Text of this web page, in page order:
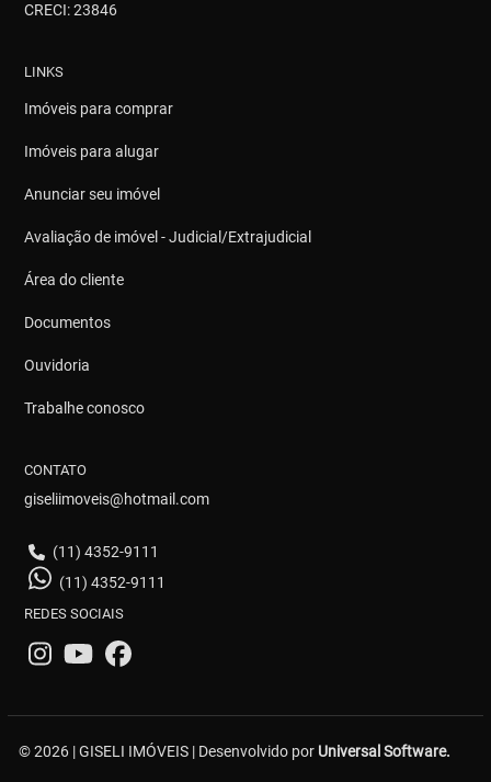
CRECI: 23846
LINKS
Imóveis para comprar
Imóveis para alugar
Anunciar seu imóvel
Avaliação de imóvel - Judicial/Extrajudicial
Área do cliente
Documentos
Ouvidoria
Trabalhe conosco
CONTATO
giseliimoveis@hotmail.com
(11) 4352-9111
(11) 4352-9111
REDES SOCIAIS
© 2026 | GISELI IMÓVEIS | Desenvolvido por Universal Software.